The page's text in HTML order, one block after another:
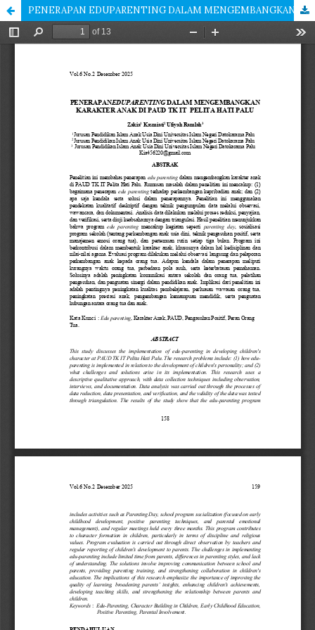
PENERAPAN EDUPARENTING DALAM MENGEMBANGKAN KARAKTER ANAK DI PAUD TK IT PELITA HATI PALU